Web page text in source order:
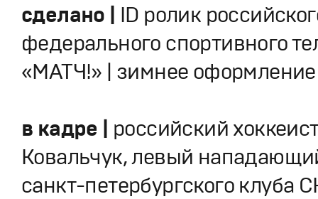
сделано | ID ролик
федерального спортивного
«МАТЧ!» | зимнее оформление
в кадре | российский
Ковальчук, левый
санкт-петербургского клуба